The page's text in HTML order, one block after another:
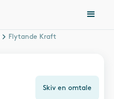
Flytande Kraft
Skiv en omtale